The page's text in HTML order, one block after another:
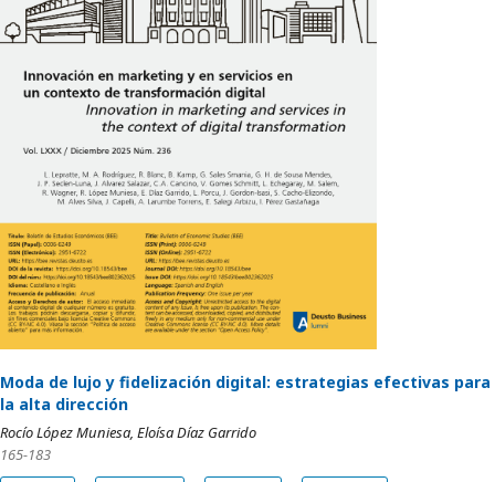
Moda de lujo y fidelización digital: estrategias efectivas para
la alta dirección
Rocío López Muniesa, Eloísa Díaz Garrido
165-183